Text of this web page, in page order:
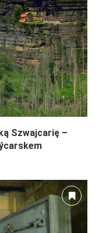
Szwajcarię –